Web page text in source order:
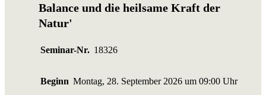
Balance und die heilsame Kraft der
Natur'
Seminar-Nr. 18326
Beginn Montag, 28. September 2026 um 09:00 Uhr